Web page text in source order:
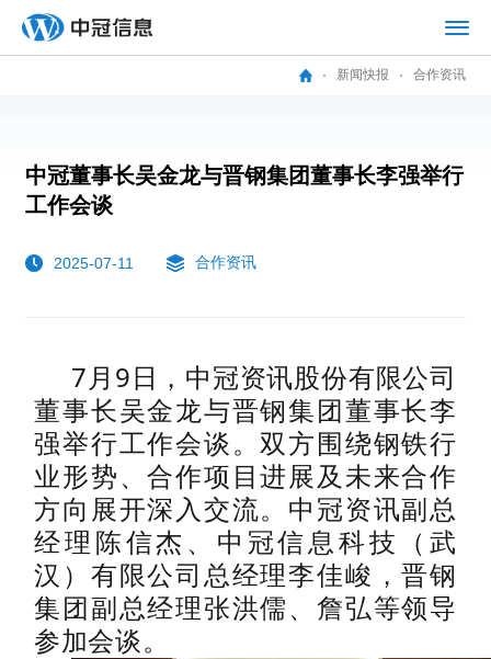
新闻快报 合作资讯
中冠董事长吴金龙与晋钢集团董事长李强举行
工作会谈
2025-07-11 合作资讯
7月9日，中冠资讯股份有限公司
董事长吴金龙与晋钢集团董事长李
强举行工作会谈。双方围绕钢铁行
业形势、合作项目进展及未来合作
方向展开深入交流。中冠资讯副总
经理陈信杰、中冠信息科技（武
汉）有限公司总经理李佳峻，晋钢
集团副总经理张洪儒、詹弘等领导
参加会谈。